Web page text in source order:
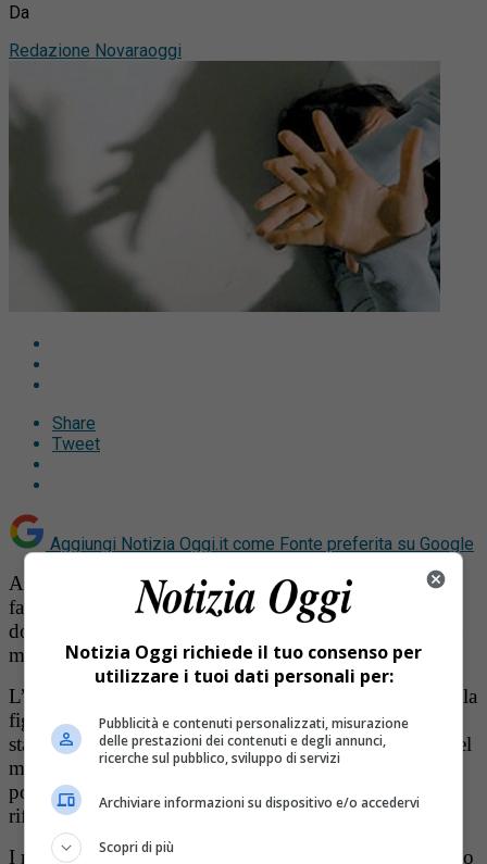
Da
Redazione Novaraoggi
Share
Tweet
Aggiungi Notizia Oggi.it come Fonte preferita su Google
Arrestato a 75 anni con accuse dimaltrattamenti in
famiglia, lesioni aggravate, tentata violazione di
domicilio aggravata e resistenza a pubblico ufficiale
manette è finito ieri sera un uomo di Arborio.
L’allarme ai carabinierui è artrivato intorno alle 22: era la
figlia 40enne dell’uomo che chiedeva aiutoperché era
stata ferita con un coltello dal padre, che proprio in quel
momento stava tentando di sfondare con un’ascia la
porta d’ingresso del vicino di casa, ove la figlia si era
rifugiata per sottrarsi alle sue ire.
I militari sono intervuti disarmando e bloccando l’uomo
Notizia Oggi richiede il tuo consenso per
utilizzare i tuoi dati personali per:
Pubblicità e contenuti personalizzati, misurazione
delle prestazioni dei contenuti e degli annunci,
ricerche sul pubblico, sviluppo di servizi
Archiviare informazioni su dispositivo e/o accedervi
Scopri di più